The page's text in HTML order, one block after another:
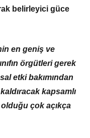
belirleyici güce
en geniş ve
örgütleri gerek
etki bakımından
kapsamlı
çok açıkça